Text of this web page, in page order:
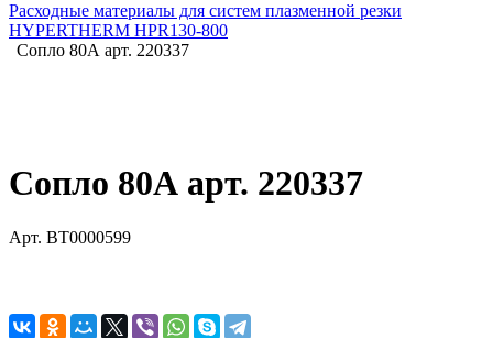
Расходные материалы для систем плазменной резки
HYPERTHERM HPR130-800
Сопло 80А арт. 220337
Сопло 80А арт. 220337
Арт. BT0000599